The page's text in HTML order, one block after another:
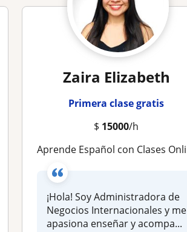
Zaira Elizabeth
Primera clase gratis
$ 15000/h
Aprende Español con Clases Online Dinámicas y Prácticas
¡Hola! Soy Administradora de
Negocios Internacionales y me
apasiona enseñar y acompa...